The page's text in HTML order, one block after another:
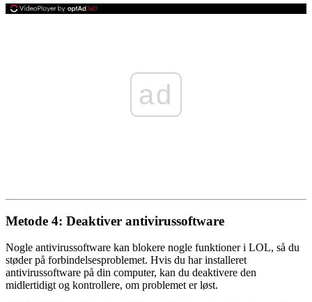
ad
Metode 4: Deaktiver antivirussoftware
Nogle antivirussoftware kan blokere nogle funktioner i LOL, så du
støder på forbindelsesproblemet. Hvis du har installeret
antivirussoftware på din computer, kan du deaktivere den
midlertidigt og kontrollere, om problemet er løst.